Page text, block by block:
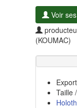
Voir
(KOUMAC)
Taille